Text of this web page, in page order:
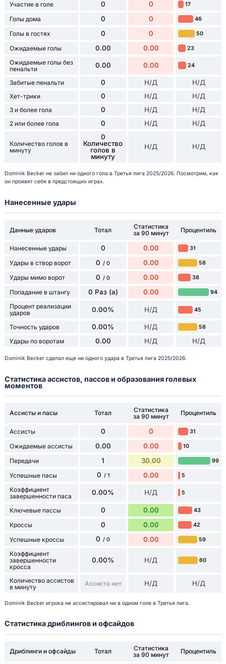
Участие в голе 0 0 17
Голы дома 0 0 46
Голы в гостях 0 0 50
Ожидаемые голы 0.00 0.00 23
Ожидаемые голы без
пенальти
0.00 0.00 24
Забитые пенальти 0 Н/Д Н/Д
Хет-трики 0 Н/Д Н/Д
3 и более гола 0 Н/Д Н/Д
2 или более гола 0 Н/Д Н/Д
Количество голов в
минуту
0
Количество
голов в
минуту
Н/Д Н/Д
Dominik Becker не забил ни одного гола в Третья лига 2025/2026. Посмотрим, как
он проявят себя в предстоящих играх.
Нанесенные удары
Данные ударов Тотал
Статистика
за 90 минут
Процентиль
Нанесенные удары 0 0.00 31
Удары в створ ворот 0 / 0 0.00 58
Удары мимо ворот 0 / 0 0.00 38
Попадание в штангу 0 Раз (а) 0.00 94
Процент реализации
ударов
0.00% Н/Д 45
Точность ударов 0.00% Н/Д 58
Удары по воротам 0.00 Н/Д Н/Д
Dominik Becker сделал еще ни одного удара в Третья лига 2025/2026.
Статистика ассистов, пассов и образования голевых
моментов
Ассисты и пасы Тотал
Статистика
за 90 минут
Процентиль
Ассисты 0 0 31
Ожидаемые ассисты 0.00 0.00 10
Передачи 1 30.00 99
Успешные пасы 0 / 1 0.00 5
Коэффициент
завершенности паса
0.00% Н/Д 5
Ключевые пассы 0 0.00 43
Кроссы 0 0.00 42
Успешные кроссы 0 / 0 0.00 59
Коэффициент
завершенности
кросса
0.00% Н/Д 60
Количество ассистов
в минуту
Ассиста нет Н/Д Н/Д
Dominik Becker игрока не ассистировал ни в одном голе в Третья лига.
Статистика дриблингов и офсайдов
Дриблинги и офсайды Тотал
Статистика
за 90 минут
Процентиль